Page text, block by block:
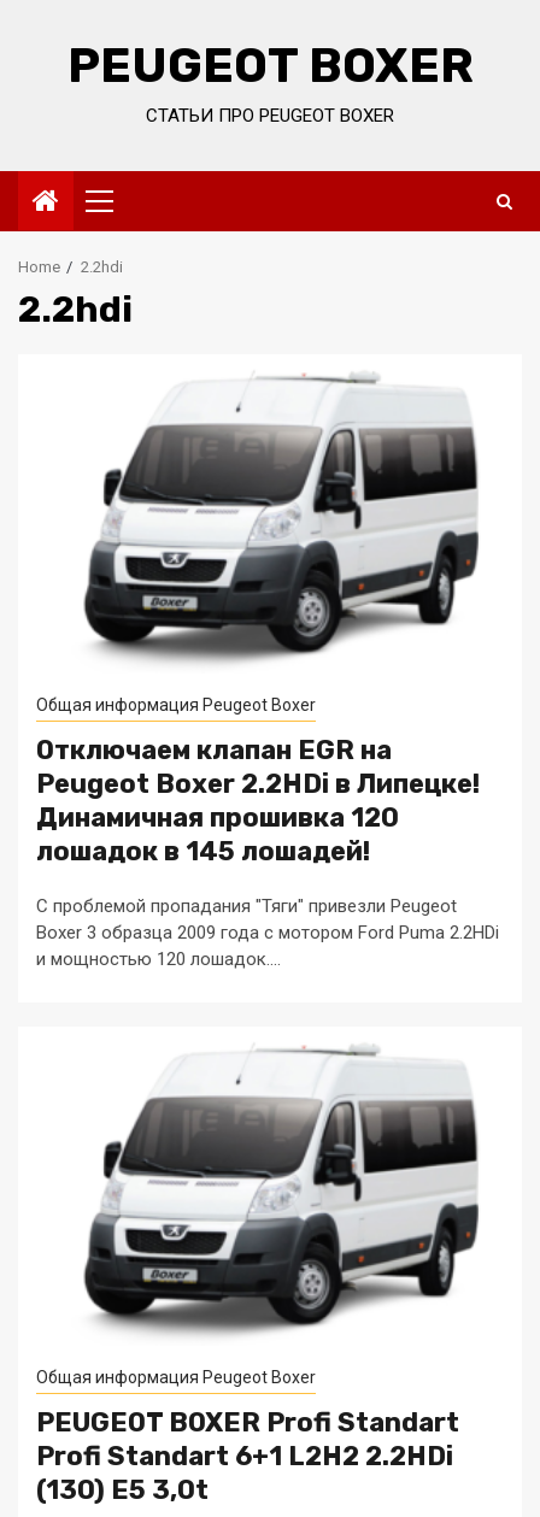
PEUGEOT BOXER
СТАТЬИ ПРО PEUGEOT BOXER
Primary
Menu
Home 2.2hdi
2.2hdi
Общая информация Peugeot Boxer
Отключаем клапан EGR на
Peugeot Boxer 2.2HDi в Липецке!
Динамичная прошивка 120
лошадок в 145 лошадей!
С проблемой пропадания "Тяги" привезли Peugeot
Boxer 3 образца 2009 года с мотором Ford Puma 2.2HDi
и мощностью 120 лошадок....
Общая информация Peugeot Boxer
PEUGEOT BOXER Profi Standart
Profi Standart 6+1 L2H2 2.2HDi
(130) E5 3,0t